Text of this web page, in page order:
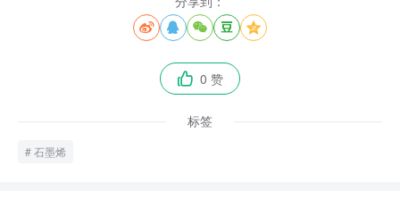
    
 0 赞
标签
石墨烯